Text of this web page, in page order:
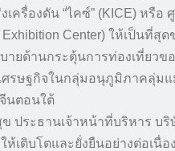
งเครื่องดัน “ไคซ์” (KICE) ห
Exhibition Center) ให้เป็นที่
ายด้านกระตุ้นการท่องเที่ยว
ศรษฐกิจในกลุ่มอนุภูมิภาคลุ่มแ
นตอนใต้
ประธานเจ้าหน้าที่บริหาร บ
ห้เติบโตและยั่งยืนอย่างต่อเนื่